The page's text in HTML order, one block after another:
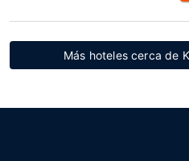
Más hoteles cerca de